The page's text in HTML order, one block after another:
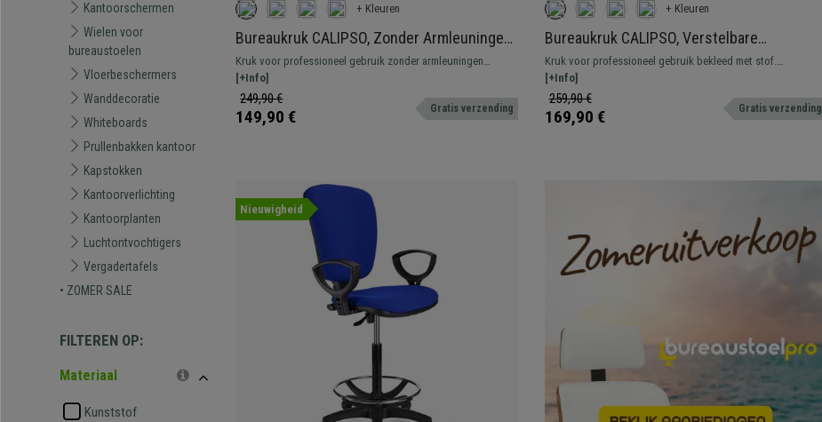
Kantoorschermen
Wielen voor
bureaustoelen
Vloerbeschermers
Wanddecoratie
Whiteboards
Prullenbakken kantoor
Kapstokken
Kantoorverlichting
Kantoorplanten
Luchtontvochtigers
Vergadertafels
• ZOMER SALE
FILTEREN OP:
Materiaal
Kunststof
+ Kleuren
Bureaukruk CALIPSO, Zonder Armleuningen,
Verstelbare Rugleuning, Dikke Vulling, in
Bordeaux Stof
Kruk voor professioneel gebruik zonder armleuningen
bekleed met stof. Verstelbaar, met voetsteun, resistent en
comfortabel.
[+Info]
249,90 €
149,90 € Gratis verzending
+ Kleuren
Bureaukruk CALIPSO, Verstelbare
Rugleuning, Dikke Vulling, in Zwarte Stof
Kruk voor professioneel gebruik bekleed met stof.
Verstelbaar, met voetsteun, resistent en comfortabel.
[+Info]
259,90 €
169,90 € Gratis verzending
Nieuwigheid